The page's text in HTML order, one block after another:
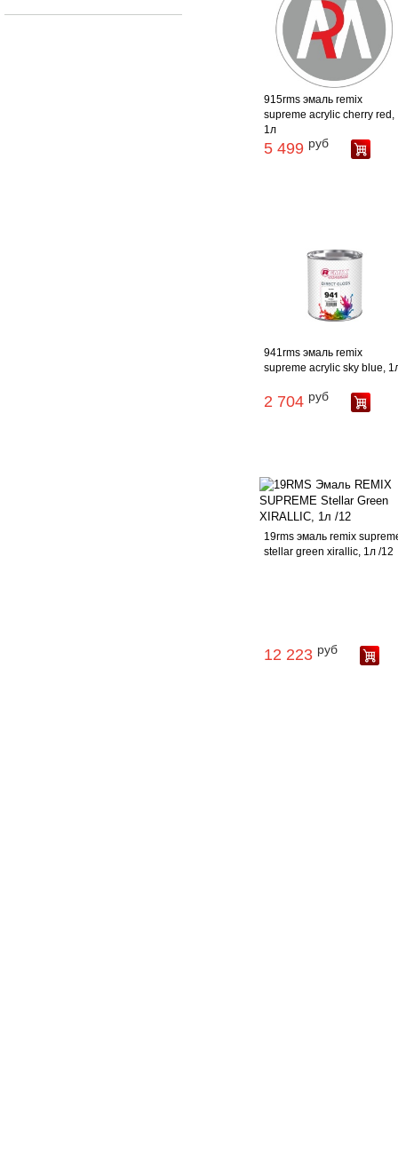
915rms эмаль remix
supreme acrylic cherry red,
1л
5 499 руб
941rms эмаль remix
supreme acrylic sky blue,
2 704 руб
19rms эмаль remix
stellar green xirallic, 1л /12
12 223 руб